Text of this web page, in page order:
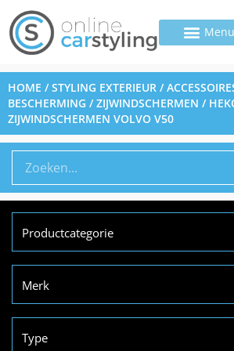
HOME /STYLING EXTERIEUR /
BESCHERMING /ZIJWINDSCHERMEN /
ZIJWINDSCHERMEN VOLVO V50
Productcategorie
Merk
Type